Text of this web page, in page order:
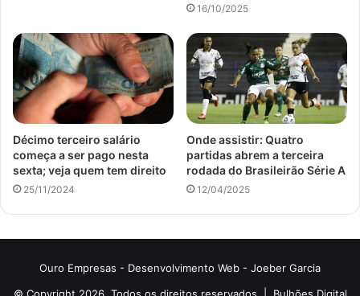
16/10/2025
Décimo terceiro salário
começa a ser pago nesta
sexta; veja quem tem direito
25/11/2024
Onde assistir: Quatro
partidas abrem a terceira
rodada do Brasileirão Série A
12/04/2025
Ouro Empresas - Desenvolvimento Web - Joeber Garcia
© Copyright 2026, Todos os direitos reservados | Bulhões Digital